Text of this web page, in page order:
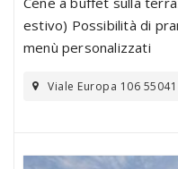
estivo) Possibilità di
menù personalizzati
Viale Europa 106